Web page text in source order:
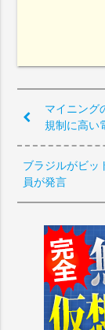
マイニング
規制に高い
ブラジルがビッ
員が発言